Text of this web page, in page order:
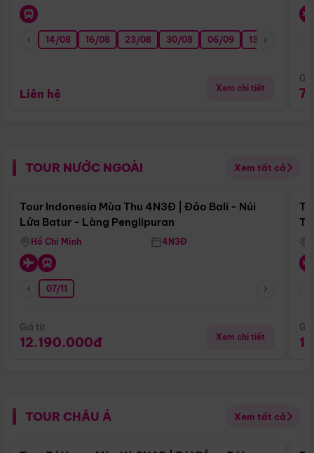
14/08 16/08 23/08 30/08 06/09 13/09
Liên hệ Xem chi tiết
TOUR NƯỚC NGOÀI Xem tất cả
Điểm nổi bật
Tour Indonesia Mùa Thu 4N3Đ | Đảo Bali - Núi
Lửa Batur - Làng Penglipuran
Hồ Chí Minh 4N3Đ
07/11
Giá từ:
12.190.000đ Xem chi tiết
TOUR CHÂU Á Xem tất cả
Điểm nổi bật